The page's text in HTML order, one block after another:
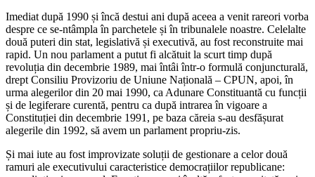
Imediat după 1990 și încă destui ani după aceea a venit rareori vorba
despre ce se-ntâmpla în parchetele și în tribunalele noastre. Celelalte
două puteri din stat, legislativă și executivă, au fost reconstruite mai
rapid. Un nou parlament a putut fi alcătuit la scurt timp după
revoluția din decembrie 1989, mai întâi într-o formulă conjuncturală,
drept Consiliu Provizoriu de Uniune Națională – CPUN, apoi, în
urma alegerilor din 20 mai 1990, ca Adunare Constituantă cu funcții
și de legiferare curentă, pentru ca după intrarea în vigoare a
Constituției din decembrie 1991, pe baza căreia s-au desfășurat
alegerile din 1992, să avem un parlament propriu-zis.
Și mai iute au fost improvizate soluții de gestionare a celor două
ramuri ale executivului caracteristice democrațiilor republicane: